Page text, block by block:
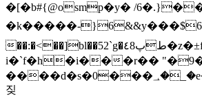
�[�b#{@osmp�y� /
6d#�1�dv�
��:�<��]bl��52`g�٤8طپ�z�±f��ẃ�l-%��7?
i�`f�h�i���r��
����d�s�0���؀�_�e��4��<w�r1�s�ep��80��j�ƙ��4���������&����ft�����3ں�sug2c��ř��a�y���
짖